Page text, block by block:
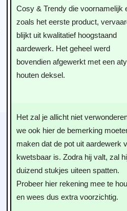
Cosy & Trendy die voornamelijk
zoals het eerste product,
blijkt uit kwalitatief hoogstaand
aardewerk. Het geheel werd
bovendien afgewerkt met een
houten deksel.
Het zal je allicht niet
we ook hier de bemerking
maken dat de pot uit aardewerk
kwetsbaar is. Zodra hij valt, zal
duizend stukjes uiteen spatten.
Probeer hier rekening mee te
en wees dus extra voorzichtig.